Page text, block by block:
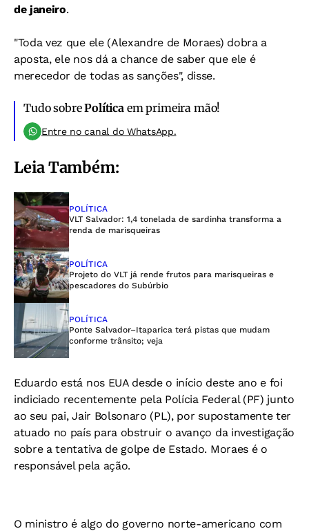
de janeiro.
"Toda vez que ele (Alexandre de Moraes) dobra a
aposta, ele nos dá a chance de saber que ele é
merecedor de todas as sanções", disse.
Tudo sobrePolítica em primeira mão!
Entre no canal do WhatsApp.
Leia Também:
POLÍTICA
VLT Salvador: 1,4 tonelada de sardinha transforma a
renda de marisqueiras
POLÍTICA
Projeto do VLT já rende frutos para marisqueiras e
pescadores do Subúrbio
POLÍTICA
Ponte Salvador–Itaparica terá pistas que mudam
conforme trânsito; veja
Eduardo está nos EUA desde o início deste ano e foi
indiciado recentemente pela Polícia Federal (PF) junto
ao seu pai, Jair Bolsonaro (PL), por supostamente ter
atuado no país para obstruir o avanço da investigação
sobre a tentativa de golpe de Estado. Moraes é o
responsável pela ação.
O ministro é algo do governo norte-americano com